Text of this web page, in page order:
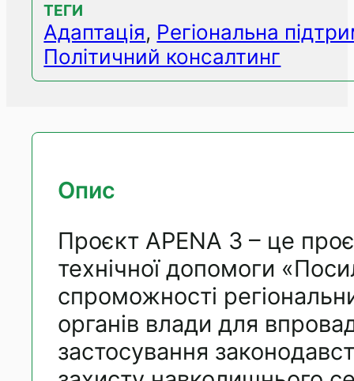
ТЕГИ
Адаптація, Регіональна
Політичний консалтинг
Опис
Проєкт APENA 3 – це
технічної допомоги
спроможності
органів влади для
застосування